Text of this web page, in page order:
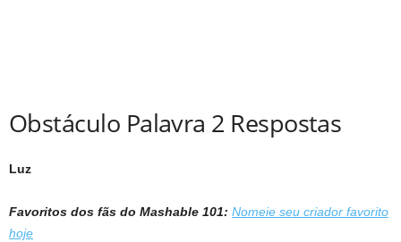
Obstáculo Palavra 2 Respostas
Luz
Favoritos dos fãs do Mashable 101: Nomeie seu criador favorito
hoje